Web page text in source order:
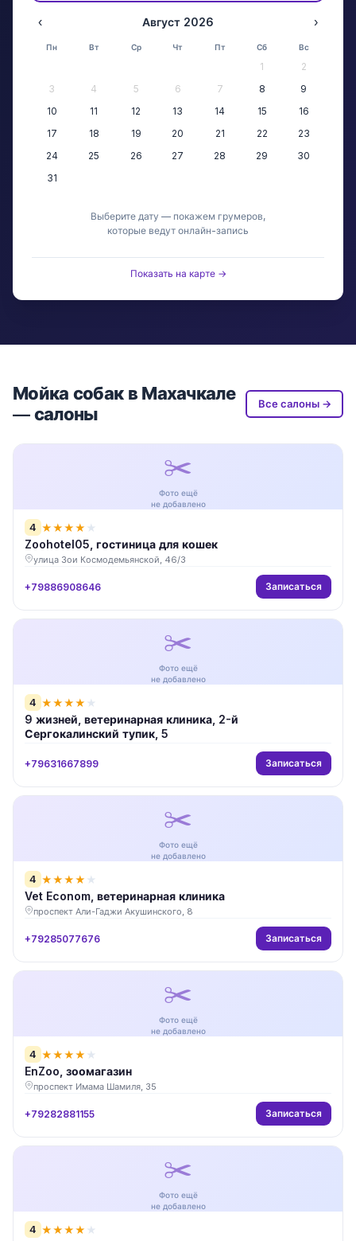
‹ Август 2026 ›
Пн Вт Ср Чт Пт Сб Вс
1
2
3
4 5 6 7 8
9
10
11 12 13 14 15
16
17
18 19 20 21 22
23
24
25 26 27 28 29
30
31
Выберите дату — покажем грумеров,
которые ведут онлайн-запись
Показать на карте →
Мойка собак в Махачкале
— салоны
Все салоны →
✂️
Фото ещё
не добавлено
4 ★★★★ ★
Zoohotel05, гостиница для кошек
улица Зои Космодемьянской, 46/3
+79886908646 Записаться
✂️
Фото ещё
не добавлено
4 ★★★★ ★
9 жизней, ветеринарная клиника, 2-й
Сергокалинский тупик, 5
+79631667899 Записаться
✂️
Фото ещё
не добавлено
4 ★★★★ ★
Vet Econom, ветеринарная клиника
проспект Али-Гаджи Акушинского, 8
+79285077676 Записаться
✂️
Фото ещё
не добавлено
4 ★★★★ ★
EnZoo, зоомагазин
проспект Имама Шамиля, 35
+79282881155 Записаться
✂️
Фото ещё
не добавлено
4 ★★★★ ★